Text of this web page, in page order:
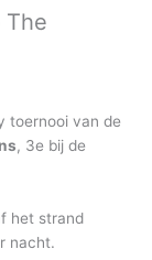
The
toernooi van de
, 3e bij de
het strand
nacht.